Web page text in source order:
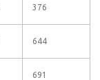
376
644
691